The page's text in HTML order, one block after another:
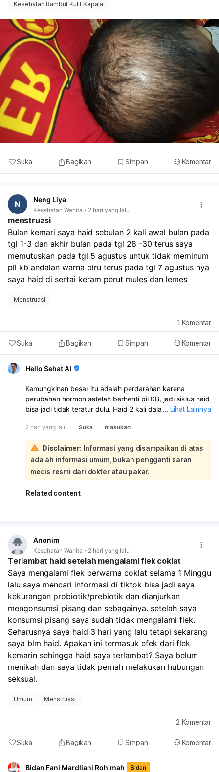
Kesehatan Rambut Kulit Kepala
Suka Bagikan Simpan Komentar
N Neng Liya
Kesehatan Wanita 2 hari yang lalu
menstruasi
Bulan kemari saya haid sebulan 2 kali awal bulan pada
tgl 1-3 dan akhir bulan pada tgl 28 -30 terus saya
memutuskan pada tgl 5 agustus untuk tidak meminum
pil kb andalan warna biru terus pada tgl 7 agustus nya
saya haid di sertai keram perut mules dan lemes
Menstruasi
Suka Bagikan Simpan Komentar
1 Komentar
Hello Sehat AI
Kemungkinan besar itu adalah perdarahan karena
perubahan hormon setelah berhenti pil KB, jadi siklus haid
bisa jadi tidak teratur dulu. Haid 2 kali dalam sebulan juga
perdarahannya banyak, nyeri hebat, lemas sekali, atau
berulang terus, sebaiknya periksa ke dokter kandungan:
Karena Anda berhenti minum pil KB pada 5 Agustus, lalu 7
Agustus keluar darah disertai kram, mules, dan lemas, ini
sangat mungkin dipengaruhi oleh perubahan hormon
akibat penghentian pil. Setelah stop pil KB, tubuh
memang bisa butuh waktu untuk menyesuaikan siklus
dalam beberapa hari, kemungkinan masih dalam batas
Jika darah sangat banyak, keluar gumpalan besar,
atau Anda sampai sangat lemas/pusing, perlu segera
diperiksa.
Jika ada kemungkinan hamil, tetap lakukan tes
kehamilan, karena berhenti pil KB dan hubungan tanpa
perlindungan tetap ada risiko hamil. Untuk memantau:
Catat tanggal mulai dan selesai perdarahan.
Perhatikan banyaknya darah, warna, dan apakah nyeri
makin berat.
Bila haid tidak teratur terus selama 2–3 bulan,
konsultasi ke dokter. Kalau keluhan kram dan lemas
cukup mengganggu, sebaiknya kontrol ke dokter
kandungan agar dipastikan apakah ini hanya efek
berhenti pil KB atau ada penyebab lain.
... Lihat Lainnya
2 hari yang lalu Suka masukan
Disclaimer: Informasi yang disampaikan di atas
adalah informasi umum, bukan pengganti saran
medis resmi dari dokter atau pakar.
Related content
Anonim
Kesehatan Wanita 2 hari yang lalu
Terlambat haid setelah mengalami flek coklat
Saya mengalami flek berwarna coklat selama 1 Minggu
lalu saya mencari informasi di tiktok bisa jadi saya
kekurangan probiotik/prebiotik dan dianjurkan
mengonsumsi pisang dan sebagainya. setelah saya
konsumsi pisang saya sudah tidak mengalami flek.
Seharusnya saya haid 3 hari yang lalu tetapi sekarang
saya blm haid. Apakah ini termasuk efek dari flek
kemarin sehingga haid saya terlambat? Saya belum
menikah dan saya tidak pernah melakukan hubungan
seksual.
Umum Menstruasi
Suka Bagikan Simpan Komentar
2 Komentar
Bidan Fani Mardliani Rohimah Bidan